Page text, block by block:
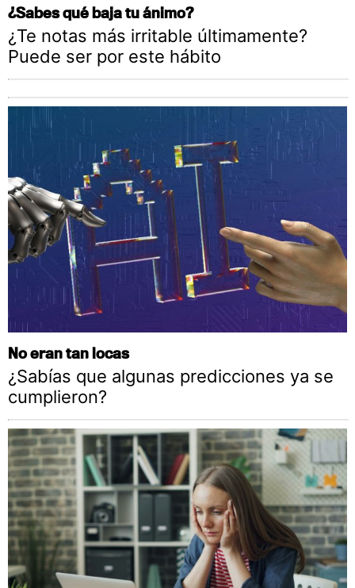
¿Sabes qué baja tu ánimo?
¿Te notas más irritable últimamente?
Puede ser por este hábito
No eran tan locas
¿Sabías que algunas predicciones ya se
cumplieron?